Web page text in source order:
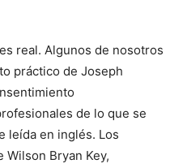
real. Algunos de nosotros
práctico de Joseph
de lo que se
leída en inglés. Los
Wilson Bryan Key,